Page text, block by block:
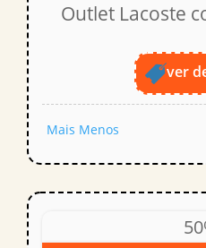
Outlet Lacoste
ver
Mais Menos